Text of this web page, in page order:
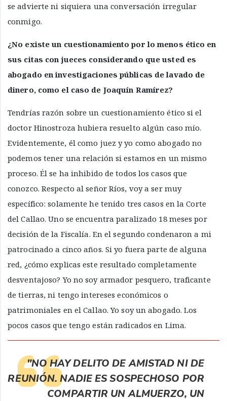
se advierte ni siquiera una conversación irregular
conmigo.
¿No existe un cuestionamiento por lo menos ético en
sus citas con jueces considerando que usted es
abogado en investigaciones públicas de lavado de
dinero, como el caso de Joaquín Ramírez?
Tendrías razón sobre un cuestionamiento ético si el
doctor Hinostroza hubiera resuelto algún caso mío.
Evidentemente, él como juez y yo como abogado no
podemos tener una relación si estamos en un mismo
proceso. Él se ha inhibido de todos los casos que
conozco. Respecto al señor Ríos, voy a ser muy
específico: solamente he tenido tres casos en la Corte
del Callao. Uno se encuentra paralizado 18 meses por
decisión de la Fiscalía. En el segundo condenaron a mi
patrocinado a cinco años. Si yo fuera parte de alguna
red, ¿cómo explicas este resultado completamente
desventajoso? Yo no soy armador pesquero, traficante
de tierras, ni tengo intereses económicos o
patrimoniales en el Callao. Yo soy un abogado. Los
pocos casos que tengo están radicados en Lima.
"NO HAY DELITO DE AMISTAD NI DE
REUNIÓN. NADIE ES SOSPECHOSO POR
COMPARTIR UN ALMUERZO, UN